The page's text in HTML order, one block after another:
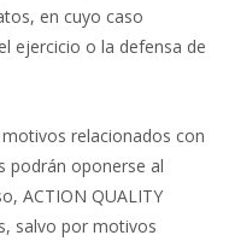
en cuyo caso
ejercicio o la defensa de
relacionados con
podrán oponerse al
ACTION QUALITY
salvo por motivos